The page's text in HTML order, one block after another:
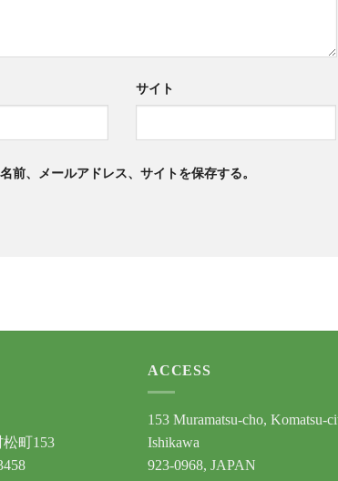
サイト
前、メールアドレス、サイトを保存する。
町153
ACCESS
153 Muramatsu-cho, Komatsu-
Ishikawa
923-0968, JAPAN